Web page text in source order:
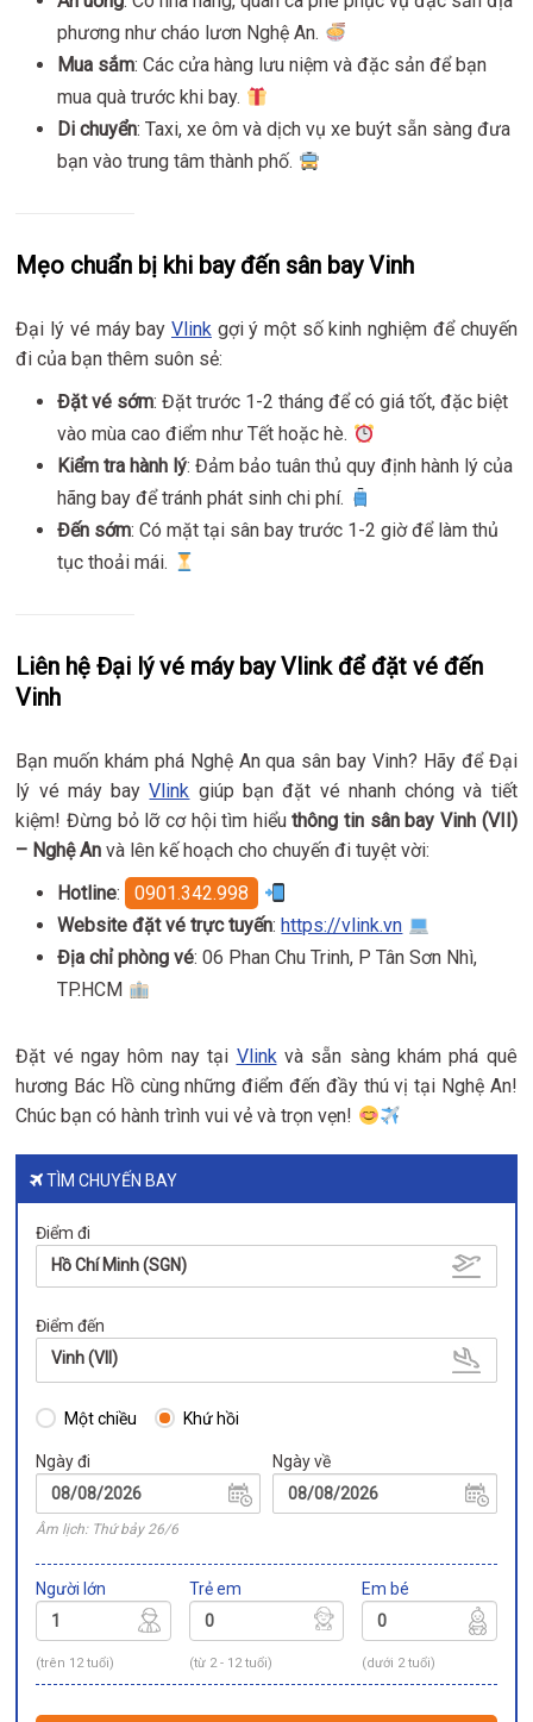
phương như cháo lươn Nghệ An.
Mua sắm: Các cửa hàng lưu niệm và đặc sản để bạn
mua quà trước khi bay.
Di chuyển: Taxi, xe ôm và dịch vụ xe buýt sẵn sàng đưa
bạn vào trung tâm thành phố.
Mẹo chuẩn bị khi bay đến sân bay Vinh
Đại lý vé máy bay Vlinkgợi ý một số kinh nghiệm để chuyến
đi của bạn thêm suôn sẻ:
Đặt vé sớm: Đặt trước 1-2 tháng để có giá tốt, đặc biệt
vào mùa cao điểm như Tết hoặc hè.
Kiểm tra hành lý: Đảm bảo tuân thủ quy định hành lý của
hãng bay để tránh phát sinh chi phí.
Đến sớm: Có mặt tại sân bay trước 1-2 giờ để làm thủ
tục thoải mái.
Liên hệ Đại lý vé máy bay Vlink để đặt vé đến
Vinh
Bạn muốn khám phá Nghệ An qua sân bay Vinh? Hãy để Đại
lý vé máy bayVlink giúp bạn đặt vé nhanh chóng và tiết
kiệm! Đừng bỏ lỡ cơ hội tìm hiểuthông tin sân bay Vinh (VII)
– Nghệ An và lên kế hoạch cho chuyến đi tuyệt vời:
Hotline:
0901.342.998
Website đặt vé trực tuyến: https://vlink.vn
Địa chỉ phòng vé: 06 Phan Chu Trinh, P Tân Sơn Nhì,
TP.HCM
Đặt vé ngay hôm nay tại Vlinkvà sẵn sàng khám phá quê
hương Bác Hồ cùng những điểm đến đầy thú vị tại Nghệ An!
Chúc bạn có hành trình vui vẻ và trọn vẹn!
TÌM CHUYẾN BAY
Điểm đi
Hồ Chí Minh (SGN)
Điểm đến
Vinh (VII)
Một chiều Khứ hồi
Ngày đi
Âm lịch: Thứ bảy 26/6
Ngày về
Người lớn
(trên 12 tuổi)
Trẻ em
(từ 2 - 12 tuổi)
Em bé
(dưới 2 tuổi)